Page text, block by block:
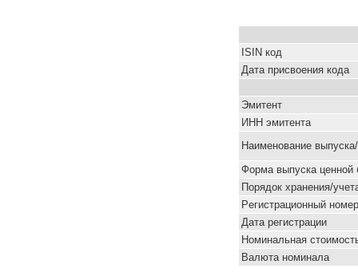
ISIN код
Дата присвоения кода
Эмитент
ИНН эмитента
Наименование
Форма выпуска ценной
Порядок хранения/
Pегистрационный номер
Дата регистрации
Номинальная
Валюта номинала